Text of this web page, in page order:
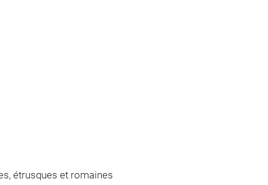
étrusques et romaines